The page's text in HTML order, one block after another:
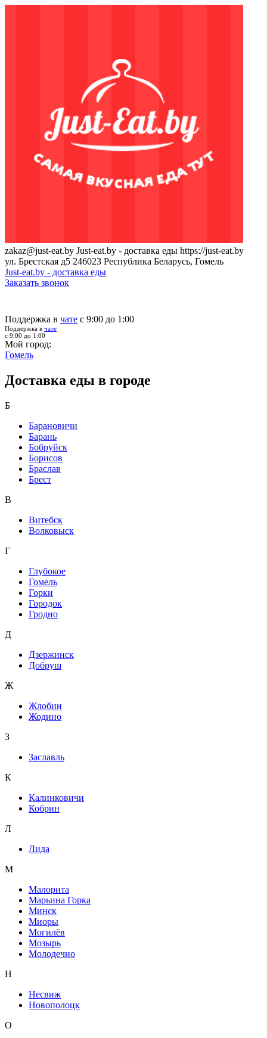
zakaz@just-eat.by Just-eat.by - доставка еды https://just-eat.by
ул. Брестская д5 246023 Республика Беларусь, Гомель
Just-eat.by - доставка еды
Заказать звонок
Поддержка в чате с 9:00 до 1:00
Поддержка в чате
с 9:00 до 1:00
Мой город:
Гомель
Доставка еды в городе
Б
Барановичи
Барань
Бобруйск
Борисов
Браслав
Брест
В
Витебск
Волковыск
Г
Глубокое
Гомель
Горки
Городок
Гродно
Д
Дзержинск
Добруш
Ж
Жлобин
Жодино
З
Заславль
К
Калинковичи
Кобрин
Л
Лида
М
Малорита
Марьина Горка
Минск
Миоры
Могилёв
Мозырь
Молодечно
Н
Несвиж
Новополоцк
О